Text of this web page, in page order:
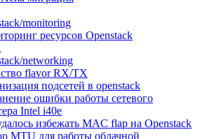
monitoring
ресурсов Openstack
networking
flavor RX/TX
подсетей в openstack
ошибки работы сетевого
Intel i40e
избежать MAC flap на Openstack
MTU для работы облачной